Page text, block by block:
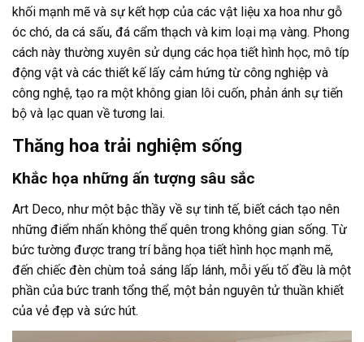
khối mạnh mẽ và sự kết hợp của các vật liệu xa hoa như gỗ
óc chó, da cá sấu, đá cẩm thạch và kim loại mạ vàng. Phong
cách này thường xuyên sử dụng các họa tiết hình học, mô típ
động vật và các thiết kế lấy cảm hứng từ công nghiệp và
công nghệ, tạo ra một không gian lôi cuốn, phản ánh sự tiến
bộ và lạc quan về tương lai.
Thăng hoa trải nghiệm sống
Khắc họa những ấn tượng sâu sắc
Art Deco, như một bậc thầy về sự tinh tế, biết cách tạo nên
những điểm nhấn không thể quên trong không gian sống. Từ
bức tường được trang trí bằng họa tiết hình học mạnh mẽ,
đến chiếc đèn chùm toả sáng lấp lánh, mỗi yếu tố đều là một
phần của bức tranh tổng thể, một bản nguyên tử thuần khiết
của vẻ đẹp và sức hút.